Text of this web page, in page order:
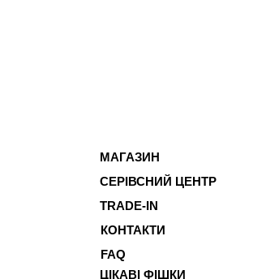
МАГАЗИН
СЕРІВСНИЙ ЦЕНТР
TRADE-IN
КОНТАКТИ
FAQ
ЦІКАВІ ФІШКИ